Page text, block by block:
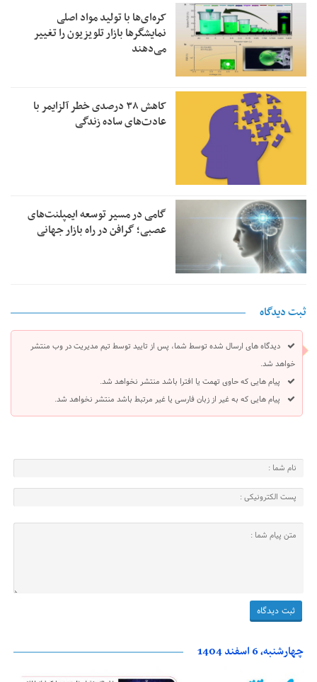
کره‌ای‌ها با تولید مواد اصلی
نمایشگرها بازار تلویزیون را تغییر
می‌دهند
کاهش ۳۸ درصدی خطر آلزایمر با
عادت‌های ساده زندگی
گامی در مسیر توسعه ایمپلنت‌های
عصبی؛ گرافن در راه بازار جهانی
ثبت دیدگاه
دیدگاه های ارسال شده توسط شما، پس از تایید توسط تیم مدیریت در وب منتشر
خواهد شد.
پیام هایی که حاوی تهمت یا افترا باشد منتشر نخواهد شد.
پیام هایی که به غیر از زبان فارسی یا غیر مرتبط باشد منتشر نخواهد شد.
چهارشنبه، 6 اسفند 1404